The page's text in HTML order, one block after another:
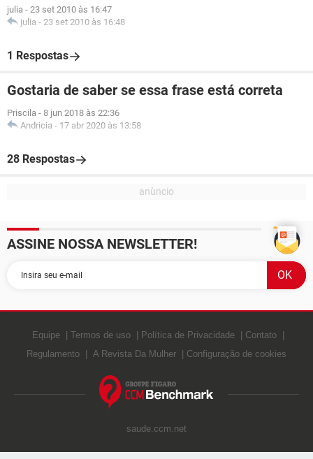
julia - 23 set 2010 às 16:47
julia - 23 set 2010 às 16:48
1 Respostas
Gostaria de saber se essa frase está correta
Priscila - 8 jun 2018 às 22:36
Andricia - 17 abr 2020 às 13:58
28 Respostas
ASSINE NOSSA NEWSLETTER!
Equipe Termos de uso Política de Privacidade
Contato
Regulamento
A Revista Da Mulher Configuração de cookies
saude.ccm.net